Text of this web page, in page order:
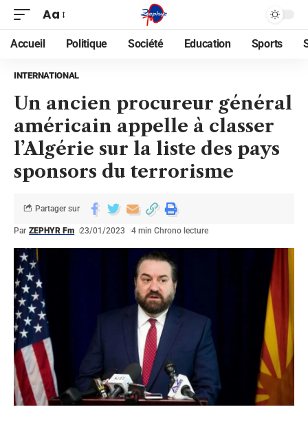
Aa
Accueil Politique Société Education Sports
INTERNATIONAL
Un ancien procureur général
américain appelle à classer
l’Algérie sur la liste des pays
sponsors du terrorisme
Par ZEPHYR Fm 23/01/2023 4 min Chrono lecture
Partager sur